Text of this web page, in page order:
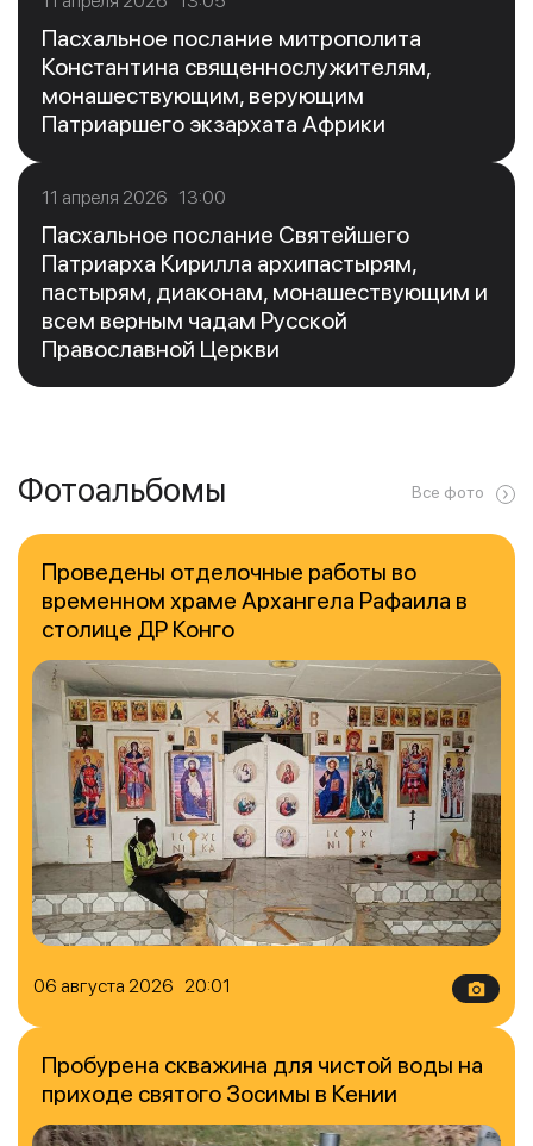
Пасхальное послание митрополита
Константина священнослужителям,
монашествующим, верующим
Патриаршего экзархата Африки
11 апреля 2026 13:00
Пасхальное послание Святейшего
Патриарха Кирилла архипастырям,
пастырям, диаконам, монашествующим и
всем верным чадам Русской
Православной Церкви
Фотоальбомы Все фото
06 августа 2026 20:01
Проведены отделочные работы во
временном храме Архангела Рафаила в
столице ДР Конго
Пробурена скважина для чистой воды на
приходе святого Зосимы в Кении